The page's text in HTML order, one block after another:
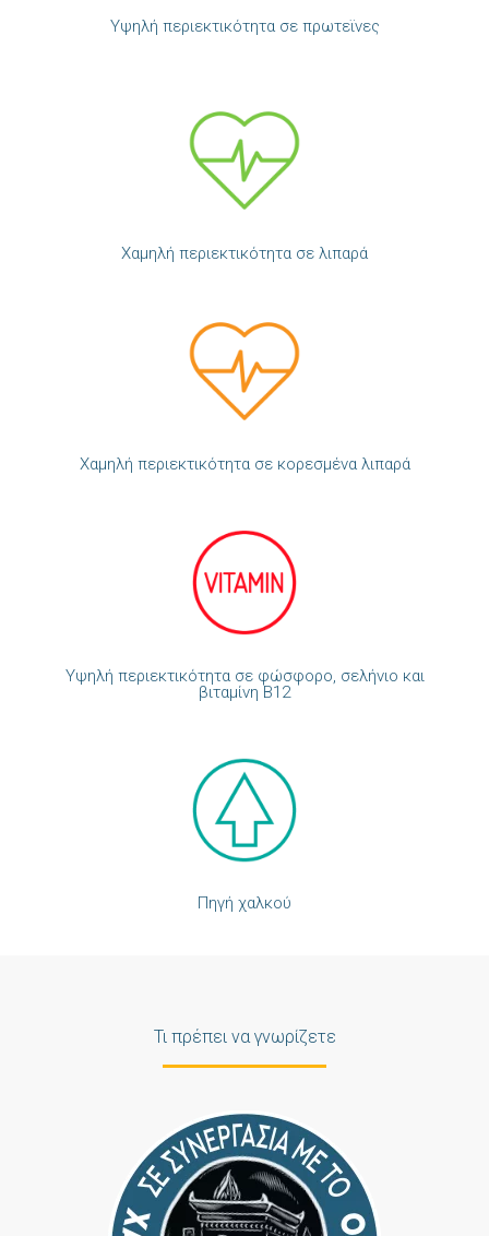
Υψηλή περιεκτικότητα σε πρωτεϊνες
Χαμηλή περιεκτικότητα σε λιπαρά
Χαμηλή περιεκτικότητα σε κορεσμένα λιπαρά
Υψηλή περιεκτικότητα σε φώσφορο, σελήνιο και
βιταμίνη Β12
Πηγή χαλκού
Τι πρέπει να γνωρίζετε